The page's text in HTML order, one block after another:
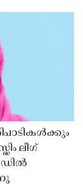
ലീഗ്